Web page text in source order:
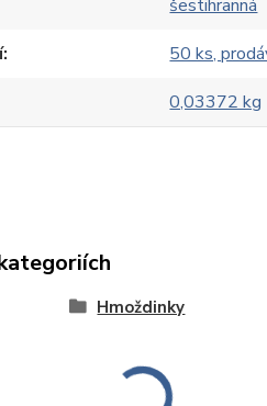
šestihranná
50 ks,
0,03372 kg
Hmoždinky